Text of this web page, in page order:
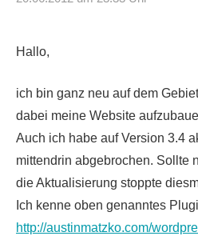
Hallo,
ich bin ganz neu auf dem
dabei meine Website
Auch ich habe auf Version 3.4
mittendrin abgebrochen. Sollte
die Aktualisierung stoppte
Ich kenne oben genanntes
http://austinmatzko.com/